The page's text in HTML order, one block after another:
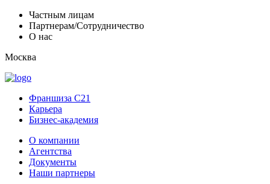
Частным лицам
Партнерам/Сотрудничество
О нас
Москва
Франшиза C21
Карьера
Бизнес-академия
О компании
Агентства
Документы
Наши партнеры